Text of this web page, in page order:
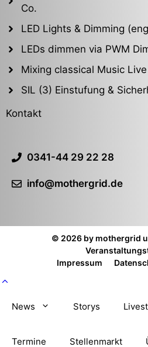
Co.
LED Lights & Dimming
LEDs dimmen via PWM
Mixing classical Music
SIL (3) Einstufung &
Kontakt
0341-44 29 22 28
info@mothergrid.de
© 2026 by mothergrid
Impressum
News Storys
Termine Stellenmarkt